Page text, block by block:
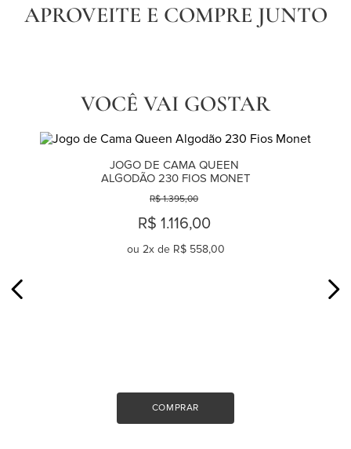
APROVEITE E COMPRE JUNTO
VOCÊ VAI GOSTAR
JOGO DE CAMA QUEEN
ALGODÃO 230 FIOS MONET
R$ 1.395,00
R$ 1.116,00
ou 2x de R$ 558,00
COMPRAR